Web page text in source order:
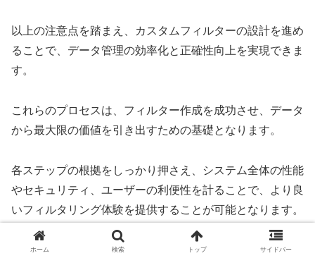
以上の注意点を踏まえ、カスタムフィルターの設計を進め
ることで、データ管理の効率化と正確性向上を実現できま
す。
これらのプロセスは、フィルター作成を成功させ、データ
から最大限の価値を引き出すための基礎となります。
各ステップの根拠をしっかり押さえ、システム全体の性能
やセキュリティ、ユーザーの利便性を計ることで、より良
いフィルタリング体験を提供することが可能となります。
フィルターをテストし、最適化する方法は？
ホーム 検索 トップ サイドバー